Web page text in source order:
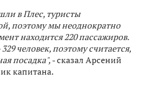
в Плес, туристы
поэтому мы неоднократно
находится 220 пассажиров.
человек, поэтому считается,
посадка", - сказал Арсений
капитана.